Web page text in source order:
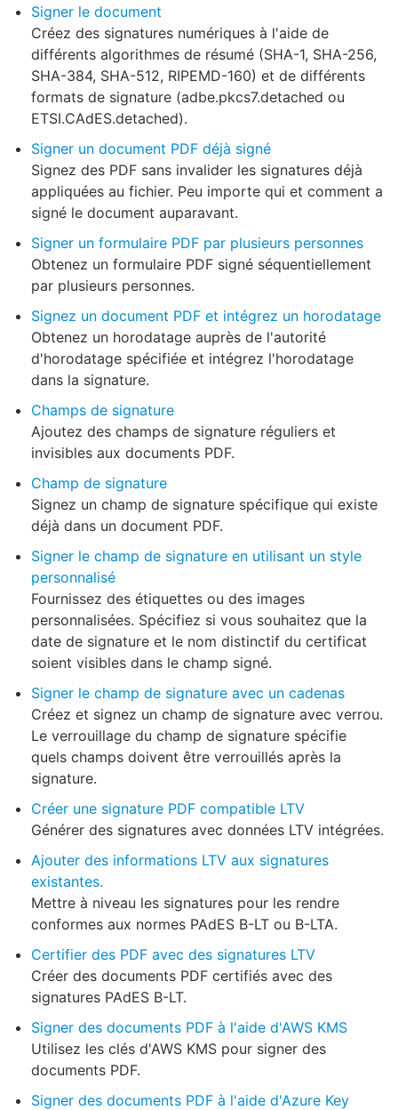
Signer le document
Créez des signatures numériques à l'aide de
différents algorithmes de résumé (SHA-1, SHA-256,
SHA-384, SHA-512, RIPEMD-160) et de différents
formats de signature (adbe.pkcs7.detached ou
ETSI.CAdES.detached).
Signer un document PDF déjà signé
Signez des PDF sans invalider les signatures déjà
appliquées au fichier. Peu importe qui et comment a
signé le document auparavant.
Signer un formulaire PDF par plusieurs personnes
Obtenez un formulaire PDF signé séquentiellement
par plusieurs personnes.
Signez un document PDF et intégrez un horodatage
Obtenez un horodatage auprès de l'autorité
d'horodatage spécifiée et intégrez l'horodatage
dans la signature.
Champs de signature
Ajoutez des champs de signature réguliers et
invisibles aux documents PDF.
Champ de signature
Signez un champ de signature spécifique qui existe
déjà dans un document PDF.
Signer le champ de signature en utilisant un style
personnalisé
Fournissez des étiquettes ou des images
personnalisées. Spécifiez si vous souhaitez que la
date de signature et le nom distinctif du certificat
soient visibles dans le champ signé.
Signer le champ de signature avec un cadenas
Créez et signez un champ de signature avec verrou.
Le verrouillage du champ de signature spécifie
quels champs doivent être verrouillés après la
signature.
Créer une signature PDF compatible LTV
Générer des signatures avec données LTV intégrées.
Ajouter des informations LTV aux signatures
existantes.
Mettre à niveau les signatures pour les rendre
conformes aux normes PAdES B-LT ou B-LTA.
Certifier des PDF avec des signatures LTV
Créer des documents PDF certifiés avec des
signatures PAdES B-LT.
Signer des documents PDF à l'aide d'AWS KMS
Utilisez les clés d'AWS KMS pour signer des
documents PDF.
Signer des documents PDF à l'aide d'Azure Key